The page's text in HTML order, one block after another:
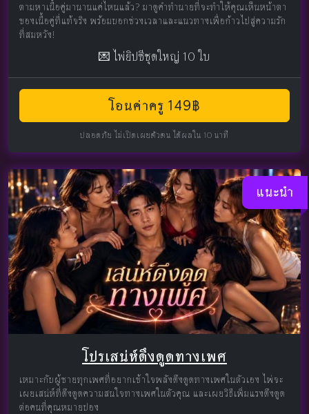
ตามหาเนื้อคู่มานานแค่ไหนแล้ว? มาดูคำทำนายที่จะทำให้คุณเห็นหน้าตา
ของเนื้อคู่ที่แท้จริง พร้อมบอกช่วงเวลาและแนวทางเพื่อก้าวไปสู่ความรัก
ที่สมหวัง!
💌 ไพ่ยิปซีชุดใหญ่ 10 ใบ
โอนค่าครู 149฿
ปลอดภัย ไม่เปิดเผยตัวตน ได้ผลใน 10 นาที
แนะนำ
โปรเสน่ห์ดึงดูดทางเพศ
เหมาะกับผู้ชายทุกเพศที่อยากเข้าใจพลังดึงดูดทางเพศในตัวเอง ไพ่จะ
เผยเสน่ห์ที่ดึงดูดความสนใจทางเพศในตัวคุณ และเผยวิธีเพิ่มแรงดึงดูด
ต่อคนที่คุณหมายปอง